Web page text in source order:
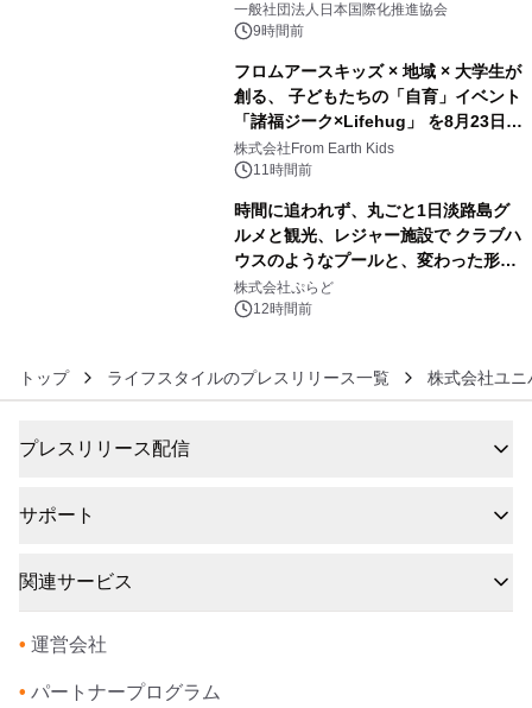
一般社団法人日本国際化推進協会
9時間前
フロムアースキッズ × 地域 × 大学生が
創る、 子どもたちの「自育」イベント
「諸福ジーク×Lifehug」 を8月23日
(日)開催
株式会社From Earth Kids
11時間前
時間に追われず、丸ごと1日淡路島グ
ルメと観光、レジャー施設で クラブハ
ウスのようなプールと、変わった形の
サウナも 「THE BOXY AWAJI」のお
得な素泊まり連泊プランで
株式会社ぷらど
12時間前
トップ ライフスタイルのプレスリリース一覧 株式会社ユ
プレスリリース配信
サポート
関連サービス
• 運営会社
• パートナープログラム